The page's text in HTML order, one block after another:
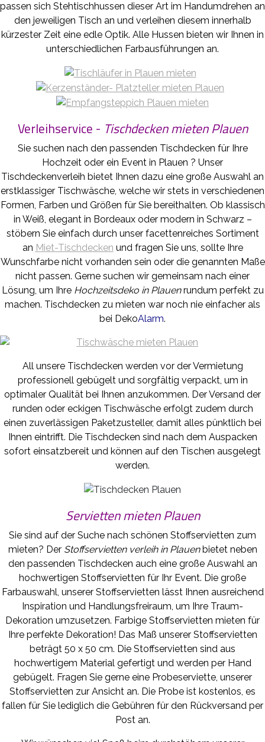
passen sich Stehtischhussen dieser Art im Handumdrehen an
den jeweiligen Tisch an und verleihen diesem innerhalb
kürzester Zeit eine edle Optik. Alle Hussen bieten wir Ihnen in
unterschiedlichen Farbausführungen an.
Verleihservice - Tischdecken mieten Plauen
Sie suchen nach den passenden Tischdecken für Ihre
Hochzeit oder ein Event in Plauen ? Unser
Tischdeckenverleih bietet Ihnen dazu eine große Auswahl an
erstklassiger Tischwäsche, welche wir stets in verschiedenen
Formen, Farben und Größen für Sie bereithalten. Ob klassisch
in Weiß, elegant in Bordeaux oder modern in Schwarz –
stöbern Sie einfach durch unser facettenreiches Sortiment
an Miet-Tischdecken und fragen Sie uns, sollte Ihre
Wunschfarbe nicht vorhanden sein oder die genannten Maße
nicht passen. Gerne suchen wir gemeinsam nach einer
Lösung, um Ihre Hochzeitsdeko in Plauenrundum perfekt zu
machen. Tischdecken zu mieten war noch nie einfacher als
bei DekoAlarm.
All unsere Tischdecken werden vor der Vermietung
professionell gebügelt und sorgfältig verpackt, um in
optimaler Qualität bei Ihnen anzukommen. Der Versand der
runden oder eckigen Tischwäsche erfolgt zudem durch
einen zuverlässigen Paketzusteller, damit alles pünktlich bei
Ihnen eintrifft. Die Tischdecken sind nach dem Auspacken
sofort einsatzbereit und können auf den Tischen ausgelegt
werden.
Servietten mieten Plauen
Sie sind auf der Suche nach schönen Stoffservietten zum
mieten? Der Stoffservietten verleih in Plauenbietet neben
den passenden Tischdecken auch eine große Auswahl an
hochwertigen Stoffservietten für Ihr Event. Die große
Farbauswahl, unserer Stoffservietten lässt Ihnen ausreichend
Inspiration und Handlungsfreiraum, um Ihre Traum-
Dekoration umzusetzen. Farbige Stoffservietten mieten für
Ihre perfekte Dekoration! Das Maß unserer Stoffservietten
beträgt 50 x 50 cm. Die Stoffservietten sind aus
hochwertigem Material gefertigt und werden per Hand
gebügelt. Fragen Sie gerne eine Probeserviette, unserer
Stoffservietten zur Ansicht an. Die Probe ist kostenlos, es
fallen für Sie lediglich die Gebühren für den Rückversand per
Post an.